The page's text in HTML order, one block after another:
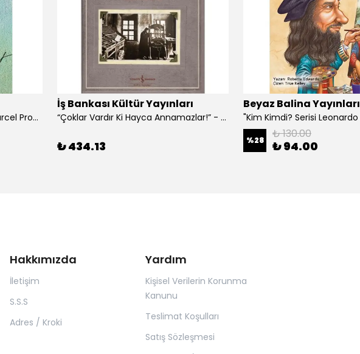
‘Kalan Son Güzel Kağıdım’ - Marcel Proust
İş Bankası Kültür Yayınları
“Çoklar Vardır Ki Hayca Annamazlar!” - Gazanfer İbar
₺ 434.13
Beyaz Balina Yayınları
%28 ₺ 130.00
₺ 94.00
Hakkımızda
İletişim
S.S.S
Adres / Kroki
Yardım
Kişisel Verilerin Korunma
Kanunu
Teslimat Koşulları
Satış Sözleşmesi